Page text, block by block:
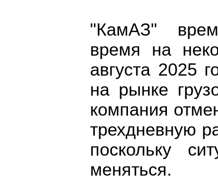
"КамАЗ"
время на
августа 2025
на рынке
компания
трехдневную
поскольку
меняться.